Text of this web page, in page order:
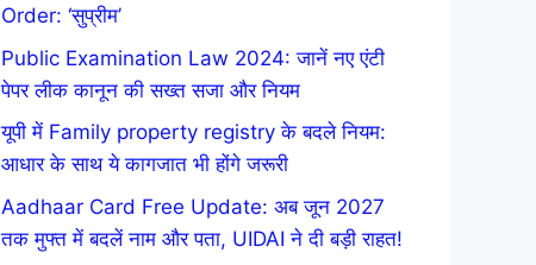
Order: ‘सुप्रीम’
Public Examination Law 2024: जानें नए एंटी
पेपर लीक कानून की सख्त सजा और नियम
यूपी में Family property registry के बदले नियम:
आधार के साथ ये कागजात भी होंगे जरूरी
Aadhaar Card Free Update: अब जून 2027
तक मुफ्त में बदलें नाम और पता, UIDAI ने दी बड़ी राहत!